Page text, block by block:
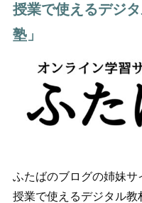
授業で使えるデジ
塾」
ふたばのブログの姉妹
授業で使えるデジタル